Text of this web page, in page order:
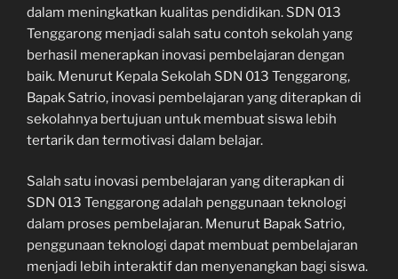
dalam meningkatkan kualitas pendidikan. SDN 013
Tenggarong menjadi salah satu contoh sekolah yang
berhasil menerapkan inovasi pembelajaran dengan
baik. Menurut Kepala Sekolah SDN 013 Tenggarong,
Bapak Satrio, inovasi pembelajaran yang diterapkan di
sekolahnya bertujuan untuk membuat siswa lebih
tertarik dan termotivasi dalam belajar.
Salah satu inovasi pembelajaran yang diterapkan di
SDN 013 Tenggarong adalah penggunaan teknologi
dalam proses pembelajaran. Menurut Bapak Satrio,
penggunaan teknologi dapat membuat pembelajaran
menjadi lebih interaktif dan menyenangkan bagi siswa.